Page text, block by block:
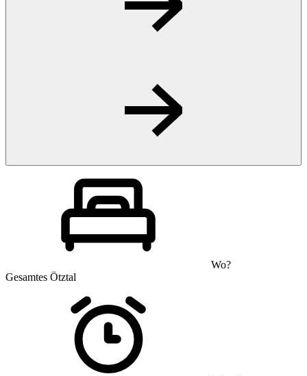
Wo?
Gesamtes Ötztal